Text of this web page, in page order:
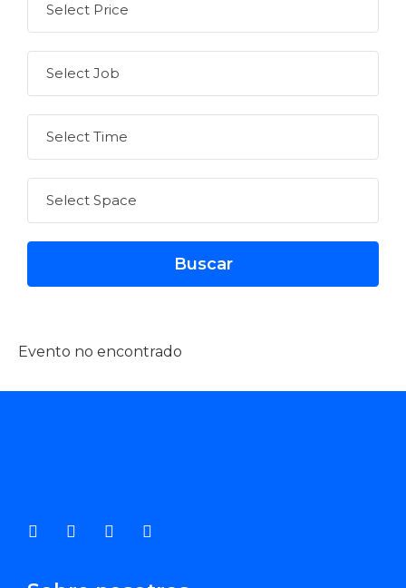
Evento no encontrado